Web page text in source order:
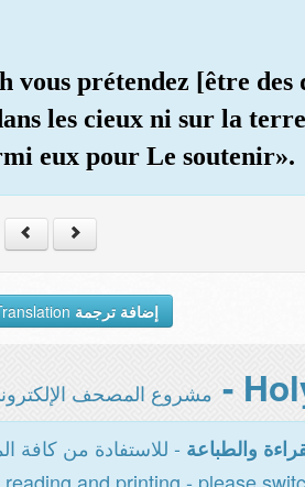
vous prétendez [être
les cieux ni sur la
eux pour Le soutenir».
إضافة ترجمة
مشروع المصحف
والطباعة - للاستفادة من كافة